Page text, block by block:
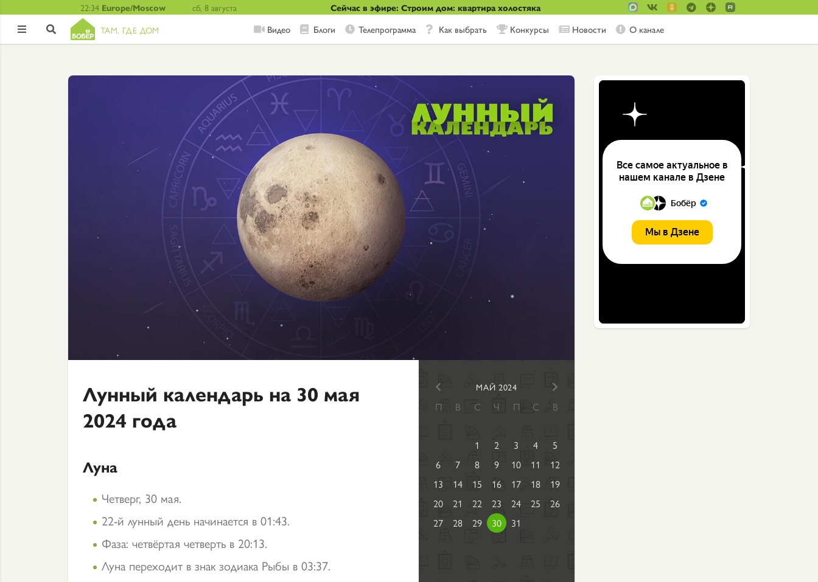
22:34 Europe/Moscow сб, 8 августа Сейчас в эфире: Строим дом: квартира холостяка
  ТАМ, ГДЕ ДОМ Видео Блоги Телепрограмма Как выбрать Конкурсы Новости О канале
Лунный календарь на 30 мая
2024 года
Луна
Четверг, 30 мая.
22-й лунный день начинается в 01:43.
Фаза: четвёртая четверть в 20:13.
Луна переходит в знак зодиака Рыбы в 03:37.
МАЙ 2024
П В С Ч П С В
1 2 3 4
5
6
7 8 9 10 11
12
13
14 15 16 17 18
19
20
21 22 23 24 25
26
27
28 29 30 31